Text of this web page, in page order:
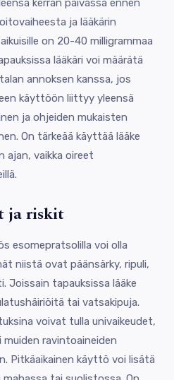
kerran päivässä ennen
ja lääkärin
on 20-40 milligrammaa
lääkäri voi määrätä
annoksen kanssa, jos
käyttöön liittyy yleensä
ja ohjeiden mukaisten
On tärkeää käyttää lääke
ajan, vaikka oireet
ja riskit
esomepratsolilla voi olla
niistä ovat päänsärky, ripuli,
Joissain tapauksissa lääke
tai vatsakipuja.
voivat tulla univaikeudet,
ravintoaineiden
Pitkäaikainen käyttö voi lisätä